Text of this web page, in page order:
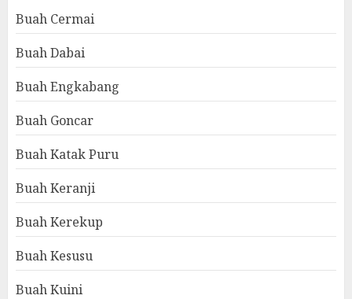
Buah Cermai
Buah Dabai
Buah Engkabang
Buah Goncar
Buah Katak Puru
Buah Keranji
Buah Kerekup
Buah Kesusu
Buah Kuini